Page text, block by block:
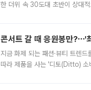
한 더위 속 30도대 초반이 상대
콘서트 갈 때 응원봉만?⋯'
지금 화제 되는 패션·뷰티 트렌
따라 제품을 사는 '디토(Ditto) 소